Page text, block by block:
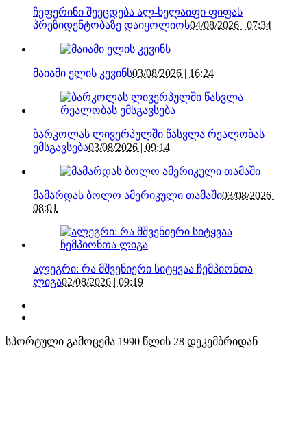
ჩეფერინი შეეცდება ალ-ხელაიფი ფიფას
პრეზიდენტობაზე დაიყოლიოს04/08/2026 | 07:34
მაიამი ელის კევინს03/08/2026 | 16:24
ბარკოლას ლივერპულში წასვლა რეალობას
ემსგავსება03/08/2026 | 09:14
მამარდას ბოლო ამერიკული თამაში03/08/2026 |
08:01
ალეგრი: რა მშვენიერი სიტყვაა ჩემპიონთა
ლიგა02/08/2026 | 09:19
სპორტული გამოცემა 1990 წლის 28 დეკემბრიდან